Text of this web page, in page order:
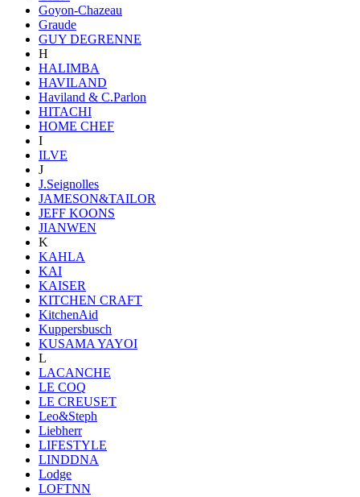
Goyon-Chazeau
Graude
GUY DEGRENNE
H
HALIMBA
HAVILAND
Haviland & C.Parlon
HITACHI
HOME CHEF
I
ILVE
J
J.Seignolles
JAMESON&TAILOR
JEFF KOONS
JIANWEN
K
KAHLA
KAI
KAISER
KITCHEN CRAFT
KitchenAid
Kuppersbusch
KUSAMA YAYOI
L
LACANCHE
LE COQ
LE CREUSET
Leo&Steph
Liebherr
LIFESTYLE
LINDDNA
Lodge
LOFTNN